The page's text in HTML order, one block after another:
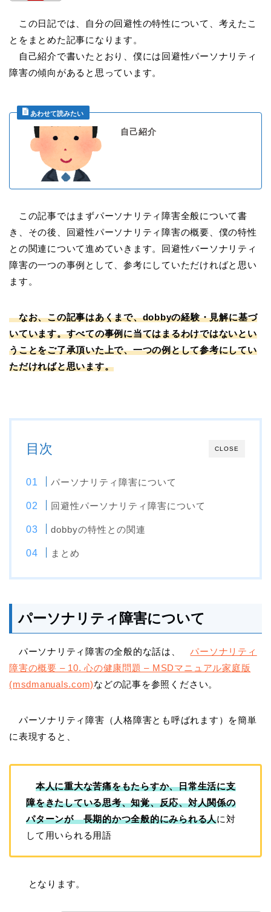
この日記では、自分の回避性の特性について、考えたこ
とをまとめた記事になります。
自己紹介で書いたとおり、僕には回避性パーソナリティ
障害の傾向があると思っています。
自己紹介
この記事ではまずパーソナリティ障害全般について書
き、その後、回避性パーソナリティ障害の概要、僕の特性
との関連について進めていきます。回避性パーソナリティ
障害の一つの事例として、参考にしていただければと思い
ます。
なお、この記事はあくまで、dobbyの経験・見解に基づ
いています。すべての事例に当てはまるわけではないとい
うことをご了承頂いた上で、一つの例として参考にしてい
ただければと思います。
CLOSE
目次
パーソナリティ障害について
回避性パーソナリティ障害について
dobbyの特性との関連
まとめ
パーソナリティ障害について
パーソナリティ障害の全般的な話は、パーソナリティ
障害の概要 – 10. 心の健康問題 – MSDマニュアル家庭版
(msdmanuals.com)などの記事を参照ください。
パーソナリティ障害（人格障害とも呼ばれます）を簡単
に表現すると、
本人に重大な苦痛をもたらすか、日常生活に支
障をきたしている思考、知覚、反応、対人関係の
パターンが 長期的かつ全般的にみられる人に対
して用いられる用語
となります。